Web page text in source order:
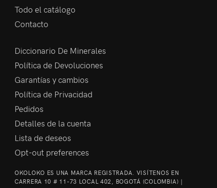
Todo el catálogo
Contacto
Diccionario De Minerales
Política de Devoluciones
Garantías y cambios
Política de Privacidad
Pedidos
Detalles de la cuenta
Lista de deseos
Opt-out preferences
OKOLOKO ES UNA MARCA REGISTRADA. VISÍTENOS EN
CARRERA 10 # 11-73 LOCAL 402, BOGOTÁ (COLOMBIA) |